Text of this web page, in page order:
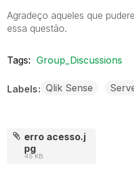
Agradeço aqueles que
essa questão.
Tags: Group_Discussions
Labels Qlik Sense
erro acesso.j
pg
45 KB